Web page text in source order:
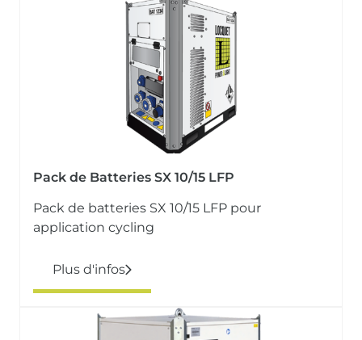
Pack de Batteries SX 10/15 LFP
Pack de batteries SX 10/15 LFP pour
application cycling
Plus d'infos